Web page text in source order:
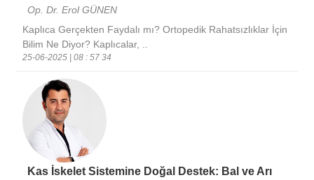
Op. Dr. Erol GÜNEN
Kaplıca Gerçekten Faydalı mı? Ortopedik Rahatsızlıklar İçin
Bilim Ne Diyor? Kaplıcalar, ..
25-06-2025 | 08 : 57 34
Kas İskelet Sistemine Doğal Destek: Bal ve Arı